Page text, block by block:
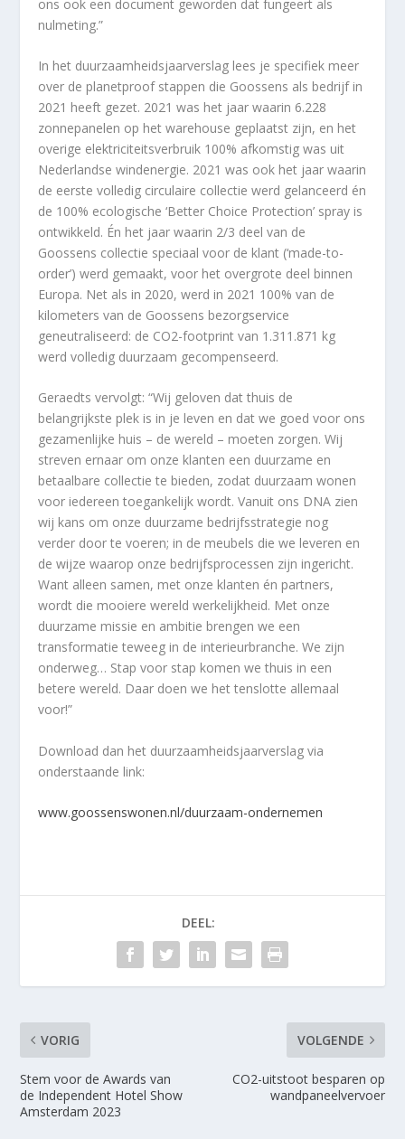
ons ook een document geworden dat fungeert als
nulmeting.”
In het duurzaamheidsjaarverslag lees je specifiek meer
over de planetproof stappen die Goossens als bedrijf in
2021 heeft gezet. 2021 was het jaar waarin 6.228
zonnepanelen op het warehouse geplaatst zijn, en het
overige elektriciteitsverbruik 100% afkomstig was uit
Nederlandse windenergie. 2021 was ook het jaar waarin
de eerste volledig circulaire collectie werd gelanceerd én
de 100% ecologische ‘Better Choice Protection’ spray is
ontwikkeld. Én het jaar waarin 2/3 deel van de
Goossens collectie speciaal voor de klant (‘made-to-
order’) werd gemaakt, voor het overgrote deel binnen
Europa. Net als in 2020, werd in 2021 100% van de
kilometers van de Goossens bezorgservice
geneutraliseerd: de CO2-footprint van 1.311.871 kg
werd volledig duurzaam gecompenseerd.
Geraedts vervolgt: “Wij geloven dat thuis de
belangrijkste plek is in je leven en dat we goed voor ons
gezamenlijke huis – de wereld – moeten zorgen. Wij
streven ernaar om onze klanten een duurzame en
betaalbare collectie te bieden, zodat duurzaam wonen
voor iedereen toegankelijk wordt. Vanuit ons DNA zien
wij kans om onze duurzame bedrijfsstrategie nog
verder door te voeren; in de meubels die we leveren en
de wijze waarop onze bedrijfsprocessen zijn ingericht.
Want alleen samen, met onze klanten én partners,
wordt die mooiere wereld werkelijkheid. Met onze
duurzame missie en ambitie brengen we een
transformatie teweeg in de interieurbranche. We zijn
onderweg… Stap voor stap komen we thuis in een
betere wereld. Daar doen we het tenslotte allemaal
voor!”
Download dan het duurzaamheidsjaarverslag via
onderstaande link:
www.goossenswonen.nl/duurzaam-ondernemen
DEEL:
VORIG
Stem voor de Awards van
de Independent Hotel Show
Amsterdam 2023
VOLGENDE
CO2-uitstoot besparen op
wandpaneelvervoer